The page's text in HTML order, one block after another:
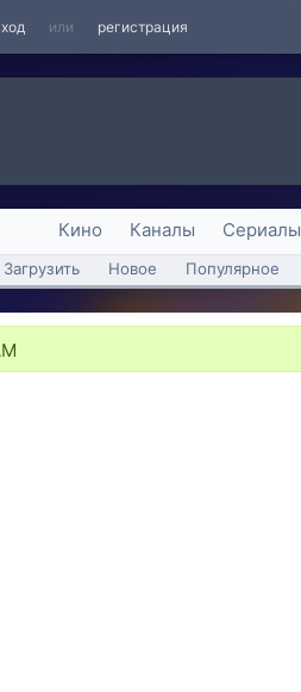
или регистрация
Кино Каналы Сериалы
Загрузить Новое Популярное